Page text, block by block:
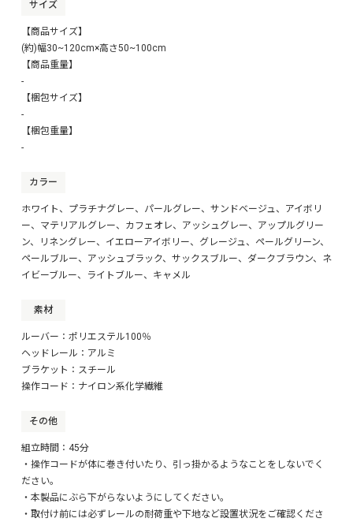
「幅：90cm」
「高さ：100cm」
※弊社が用意しております商品登録用のCSVデータで登録し
た場合、上記のようになります。
この商品を楽天・Yahoo!に商品登録する際、在庫登録をする
なっております。
価格表をダウンロードの上、販売価格を設定してください。
■■■楽天用統合ページ■■■
楽天市場で同シリーズのすべてのサイズを統合ページで販売で
きるように、
下記データにご用意していますのでぜひご活用ください。
楽天・Yahoo!用の『商品登録用CSV』『在庫設定用CSV』
『楽天用統合ページ』データはコチラ
※商品・在庫登録は必ずこのデータを使用して下さい。
(normal-item-rakuten.csv)と、
Yahoo 在庫更新用ファイル(quantity.csv)が入っています。
タを登録されると、
エラーとなる場合がございますのでお手数ですが必ず上記
のデータをご使用ください。
サイズ
【商品サイズ】
(約)幅30~120cm×高さ50~100cm
【商品重量】
-
【梱包サイズ】
-
【梱包重量】
-
カラー
ホワイト、プラチナグレー、パールグレー、サンドベージュ、アイボリ
ー、マテリアルグレー、カフェオレ、アッシュグレー、アップルグリー
ン、リネングレー、イエローアイボリー、グレージュ、ペールグリーン、
ペールブルー、アッシュブラック、サックスブルー、ダークブラウン、ネ
イビーブルー、ライトブルー、キャメル
素材
ルーバー：ポリエステル100％
ヘッドレール：アルミ
ブラケット：スチール
操作コード：ナイロン系化学繊維
その他
組立時間：45分
・操作コードが体に巻き付いたり、引っ掛かるようなことをしないでく
ださい。
・本製品にぶら下がらないようにしてください。
・取付け前には必ずレールの耐荷重や下地など設置状況をご確認くださ